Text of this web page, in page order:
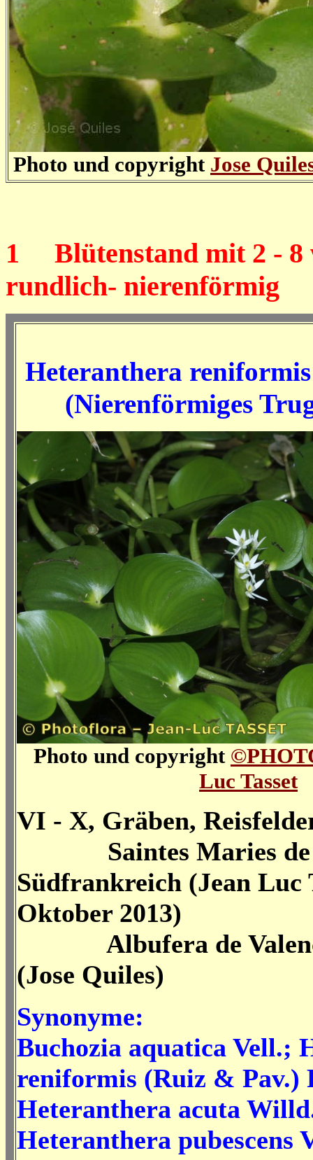
Photo und copyright Jose
1 Blütenstand mit 2 - 8
rundlich- nierenförmig
Heteranthera reniformis
(Nierenförmiges
Photo und copyright
Luc Tasset
VI - X, Gräben,
Saintes Maries de
Südfrankreich (Jean Luc
Oktober 2013)
Albufera de
(Jose Quiles)
Synonyme:
Buchozia aquatica Vell.;
reniformis (Ruiz & Pav.)
Heteranthera acuta
Heteranthera pubescens